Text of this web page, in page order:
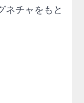
ネチャをもと